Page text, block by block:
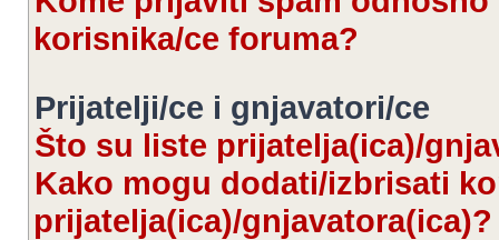
korisnika/ce foruma?
Prijatelji/ce i gnjavatori/ce
Što su liste prijatelja(ica)/
Kako mogu dodati/izbrisati
prijatelja(ica)/gnjavatora(ica)?